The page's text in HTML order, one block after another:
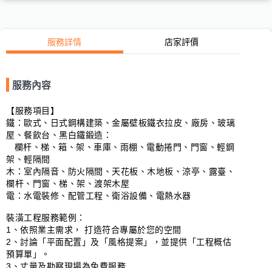
服務詳情 店家評價
服務內容
【服務項目】
鐵：歐式、日式鋼構建築、金屬壁板鐵衣拉皮、廠房、玻璃
屋、餐飲台、黑白鐵鍛造：
架、輕隔間
木：室內隔音、防火隔間、天花板、木地板、涼亭、露臺、
欄杆、門窗、梯、架、渡架木屋
電：水電裝修、配管工程、衛浴設備、電熱水器
裝潢工程服務範例：
1、依照業主需求， 打造符合專屬於您的空間
2、討論「平面配置」及「風格提案」，並提供「工程概估
預算單」。